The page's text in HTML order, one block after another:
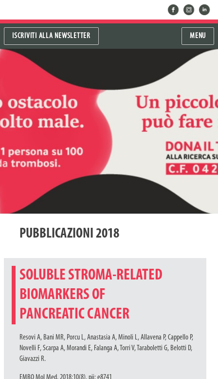
facebookinstragram
linkedin
ISCRIVITI ALLA NEWSLETTER MENU
PUBBLICAZIONI 2018
SOLUBLE STROMA-RELATED
BIOMARKERS OF
PANCREATIC CANCER
Resovi A, Bani MR, Porcu L, Anastasia A, Minoli L, Allavena P, Cappello P,
Novelli F, Scarpa A, Morandi E, Falanga A, Torri V, Taraboletti G, Belotti D,
Giavazzi R.